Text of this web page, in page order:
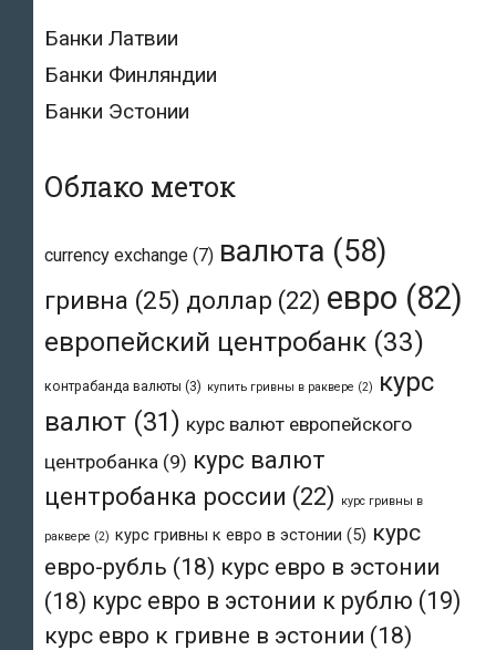
Банки Латвии
Банки Финляндии
Банки Эстонии
Облако меток
currency exchange (7) валюта (58)
гривна (25) доллар (22) евро (82)
европейский центробанк (33)
контрабанда валюты (3) купить гривны в раквере (2)
курс
валют (31) курс валют европейского
центробанка (9) курс валют
центробанка россии (22) курс гривны в
раквере (2) курс гривны к евро в эстонии (5) курс
евро-рубль (18) курс евро в эстонии
(18) курс евро в эстонии к рублю (19)
курс евро к гривне в эстонии (18)